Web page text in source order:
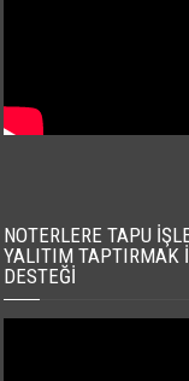
NOTERLERE TAPU
YALITIM TAPTIRMAK
DESTEĞI